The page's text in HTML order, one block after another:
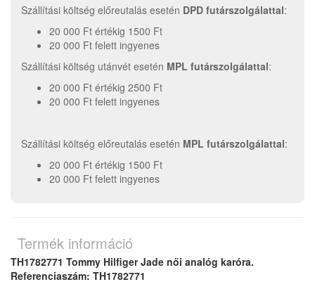
Szállítási költség előreutalás esetén DPD futárszolgálattal:
20 000 Ft értékig 1500 Ft
20 000 Ft felett ingyenes
Szállítási költség utánvét esetén MPL futárszolgálattal:
20 000 Ft értékig 2500 Ft
20 000 Ft felett ingyenes
Szállítási költség előreutalás esetén MPL futárszolgálattal:
20 000 Ft értékig 1500 Ft
20 000 Ft felett ingyenes
Termék információ
TH1782771 Tommy Hilfiger Jade női analóg karóra.
Referenciaszám: TH1782771